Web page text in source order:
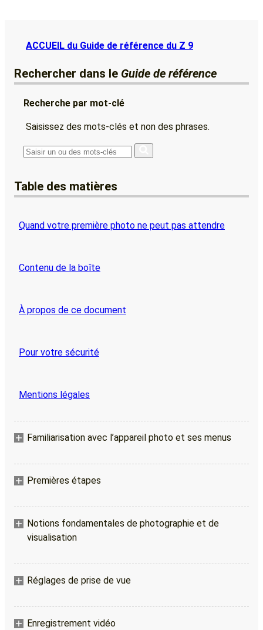
ACCUEIL du Guide de référence du Z 9
Rechercher dans le Guide de référence
Recherche par mot-clé
Saisissez des mots-clés et non des phrases.
Table des matières
Quand votre première photo ne peut pas attendre
Contenu de la boîte
À propos de ce document
Pour votre sécurité
Mentions légales
Familiarisation avec l’appareil photo et ses menus
Premières étapes
Notions fondamentales de photographie et de
visualisation
Réglages de prise de vue
Enregistrement vidéo